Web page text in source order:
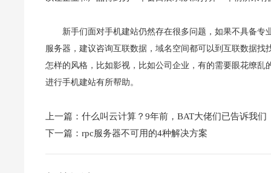
新手们面对手机建站仍然存在很多问题，如果不具备
服务器，建议咨询互联数据，域名空间都可以到互联数据
怎样的风格，比如影视，比如公司企业，有的需要眼花缭
进行手机建站有所帮助。
上一篇： 什么叫云计算？9年前，BAT大佬们已告诉我们
下一篇： rpc服务器不可用的4种解决方案